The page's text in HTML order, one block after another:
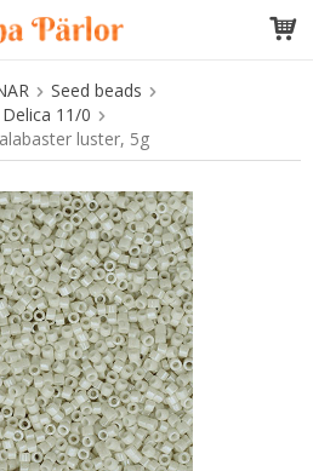
tillagd i varukorgen
Seed beads
11/0
luster, 5g